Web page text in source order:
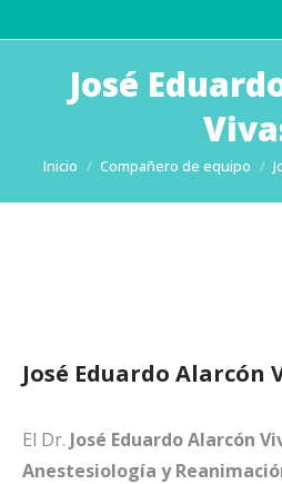
José
Estás aquí:
Inicio Compañero de equipo
José Eduardo Alarcón
El Dr. José Eduardo Alarcón
Anestesiología y